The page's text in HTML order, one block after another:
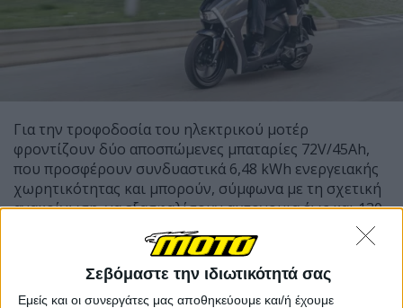
Σεβόμαστε την ιδιωτικότητά σας
Εμείς και οι συνεργάτες μας αποθηκεύουμε και/ή έχουμε
Για την τροφοδοσία του ηλεκτρικού μοτέρ
φροντίζουν δύο αποσπώμενες μπαταρίες 72V/45Ah,
που προσφέρουν συνδυαστικά 6,48 kWh ενεργειακής
χωρητικότητας και μπορούν, σύμφωνα με τη σχετική
ανακοίνωση, να εξασφαλίσουν αυτονομια έως και 130
χλμ. Ο χρόνος πλήρους φόρτισης για κάθε μπαταρία
είναι περίπου 4,5 ώρες, επιτρέποντας μεγαλύτερες
διαδρομές με λιγότερες στάσεις, ενώ μπορείτε να
χρησιμοποιείτε τη μία όση ώρα φορτίζει η άλλη.